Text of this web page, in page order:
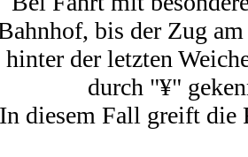
bis der Zug
hinter der letzten
durch "¥"
In diesem Fall greift die